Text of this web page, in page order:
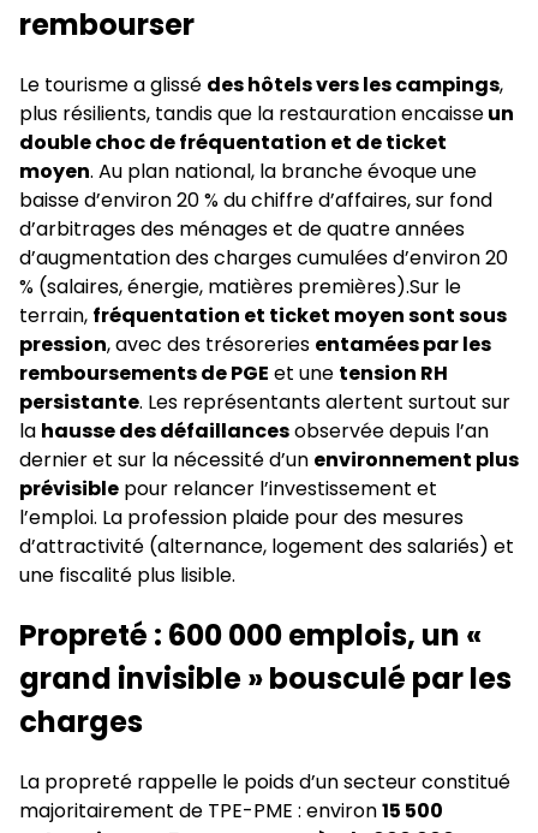
rembourser
Le tourisme a glissé des hôtels vers les campings,
plus résilients, tandis que la restauration encaisseun
double choc de fréquentation et de ticket
moyen. Au plan national, la branche évoque une
baisse d’environ 20 % du chiffre d’affaires, sur fond
d’arbitrages des ménages et de quatre années
d’augmentation des charges cumulées d’environ 20
% (salaires, énergie, matières premières).Sur le
terrain, fréquentation et ticket moyen sont sous
pression, avec des trésoreries entamées par les
remboursements de PGE et une tension RH
persistante. Les représentants alertent surtout sur
la hausse des défaillancesobservée depuis l’an
dernier et sur la nécessité d’un environnement plus
prévisible pour relancer l’investissement et
l’emploi. La profession plaide pour des mesures
d’attractivité (alternance, logement des salariés) et
une fiscalité plus lisible.
Propreté : 600 000 emplois, un «
grand invisible » bousculé par les
charges
La propreté rappelle le poids d’un secteur constitué
majoritairement de TPE-PME : environ15 500